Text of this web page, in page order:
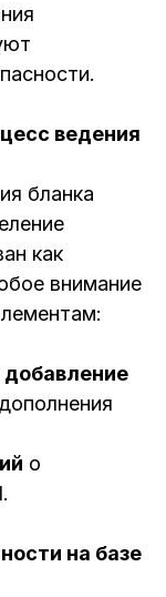
ведения
бланка
как
внимание
о
на базе